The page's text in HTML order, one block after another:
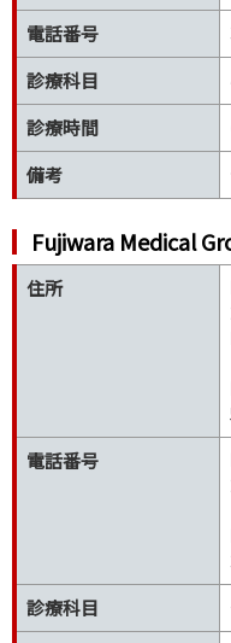
電話番号
診療科目
診療時間
備考
Fujiwara Medical
住所
電話番号
診療科目